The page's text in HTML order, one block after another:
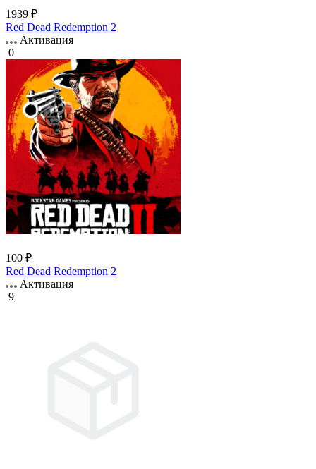
1939 ₽
Red Dead Redemption 2
Активация
0
100 ₽
Red Dead Redemption 2
Активация
9